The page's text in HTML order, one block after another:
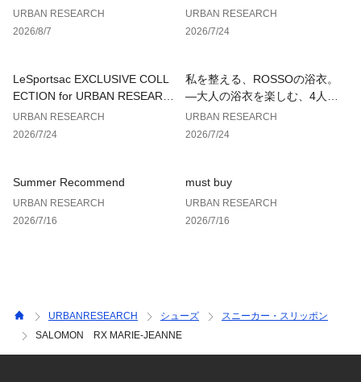
重量(片足) : 約240g
り、実際の色味と異なって見える場合がございます。予めご了
承ください。
※商品の色味の目安は、商品単体の画像をご参照ください。
▼お気に入り登録のおすすめ▼
お買い物リストの管理にぜひご利用ください。
URBAN RESEARCH
2026/8/7
URBAN RESEARCH
2026/7/24
LeSportsac EXCLUSIVE COLL
ECTION for URBAN RESEARC
H
URBAN RESEARCH
2026/7/24
私を整える、ROSSOの浴衣。
—大人の浴衣を楽しむ、4人のT
IPS—
URBAN RESEARCH
2026/7/24
Summer Recommend
URBAN RESEARCH
2026/7/16
must buy
URBAN RESEARCH
2026/7/16
URBANRESEARCH シューズ
スニーカー・スリッポン
SALOMON RX MARIE-JEANNE